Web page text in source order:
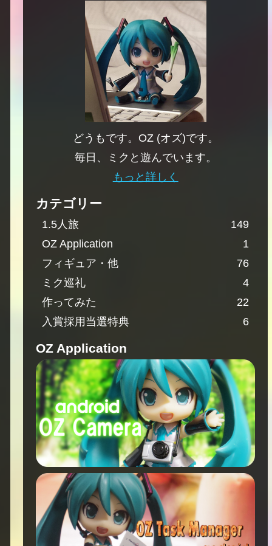
どうもです。OZ (オズ)です。
毎日、ミクと遊んでいます。
もっと詳しく
カテゴリー
1.5人旅
149
OZ Application
1
フィギュア・他
76
ミク巡礼
4
作ってみた
22
入賞採用当選特典
6
OZ Application